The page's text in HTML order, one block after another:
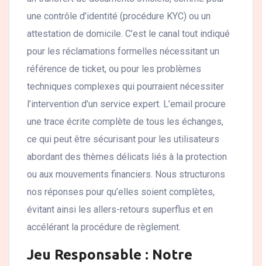
une contrôle d’identité (procédure KYC) ou un
attestation de domicile. C’est le canal tout indiqué
pour les réclamations formelles nécessitant un
référence de ticket, ou pour les problèmes
techniques complexes qui pourraient nécessiter
l’intervention d’un service expert. L’email procure
une trace écrite complète de tous les échanges,
ce qui peut être sécurisant pour les utilisateurs
abordant des thèmes délicats liés à la protection
ou aux mouvements financiers. Nous structurons
nos réponses pour qu’elles soient complètes,
évitant ainsi les allers-retours superflus et en
accélérant la procédure de règlement.
Jeu Responsable : Notre